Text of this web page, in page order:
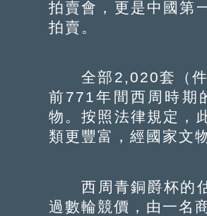
拍賣會，更是中國第
拍賣。
全部2,020套（件
前771年間西周時期
物。按照法律規定，
類更豐富，經國家文
西周青銅爵杯的估
過數輪競價，由一名